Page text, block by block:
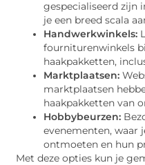
gespecialiseerd zijn
je een breed scala
Handwerkwinkels:
fourniturenwinkels
haakpakketten,
Marktplaatsen:
marktplaatsen
haakpakketten van
Hobbybeurzen:
evenementen, waar
ontmoeten en hun
Met deze opties kun je